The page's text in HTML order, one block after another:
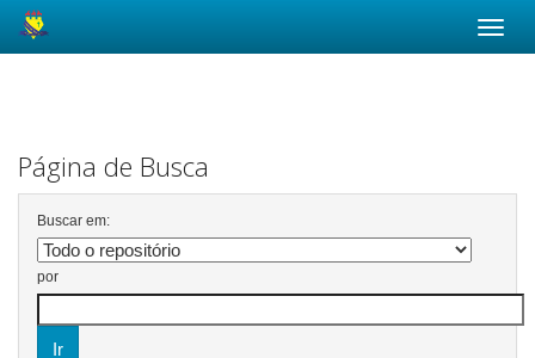
Página de Busca
Buscar em:
por